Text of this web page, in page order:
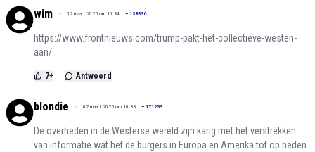
wim 02 maart 2025 om 10:34 + 138336
https://www.frontnieuws.com/trump-pakt-het-collectieve-westen-
aan/
7+ Antwoord
blondie 02 maart 2025 om 10:33 + 171239
De overheden in de Westerse wereld zijn karig met het verstrekken
van informatie wat het de burgers in Europa en Amerika tot op heden